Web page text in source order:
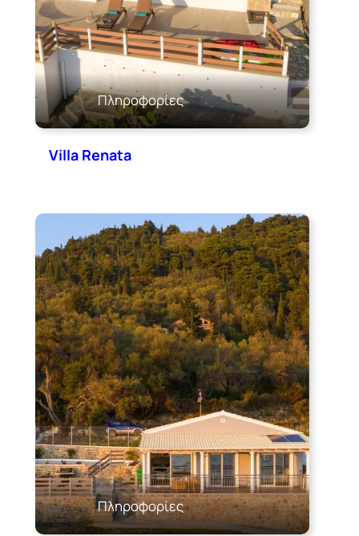
Πληροφορίες
Villa Renata
Πληροφορίες